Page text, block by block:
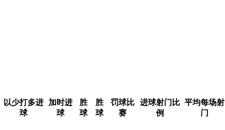
以少打多进
球
加时进
球
胜
球
胜
球
罚球比
赛
进球射门比
例
平均每场射
门